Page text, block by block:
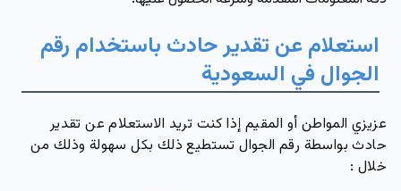
استعلام عن تقدير حادث باستخدام رقم
الجوال في السعودية
عزيزي المواطن أو المقيم إذا كنت تريد الاستعلام عن تقدير
حادث بواسطة رقم الجوال تستطيع ذلك بكل سهولة وذلك من
خلال :